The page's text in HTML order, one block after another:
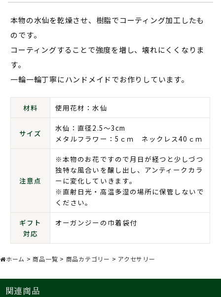
本物の水仙を乾燥させ、樹脂でコーティング加工したも
のです。
コーティングすることで強度を増し、壊れにくくなりま
す。
一輪一輪丁寧にハンドメイドでお作りしています。
材料 使用花材：水仙
サイズ
水仙：直径2.5〜3cm
メタルフラワー：5ｃｍ ネックレス40ｃｍ
注意点
※本物のお花ですので月日が経つと少しづつ
独特な風合いを醸し出し、アンティークカラ
ーに変化していきます。
※直射日光・高温多湿の場所に保管しないで
ください。
ギフト
対応
オーガンジーの巾着袋付
ホーム >商品一覧 > 商品カテゴリー > アクセサリー
関連商品